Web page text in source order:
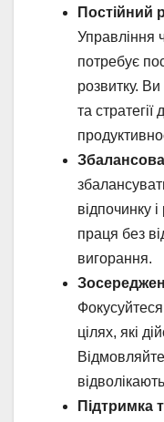
Постійний
Управління
потребує
розвитку.
та
відпочинку
праця без
вигорання.
цілях, які
Підтримка